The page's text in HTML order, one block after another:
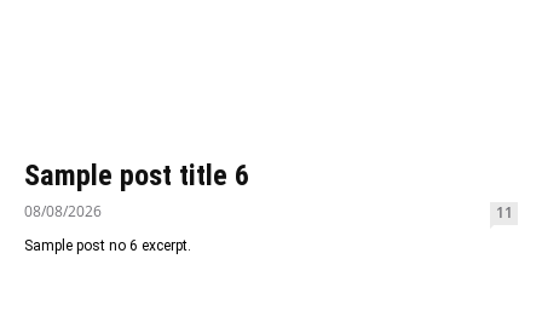
Sample post title 6
08/08/2026 11
Sample post no 6 excerpt.